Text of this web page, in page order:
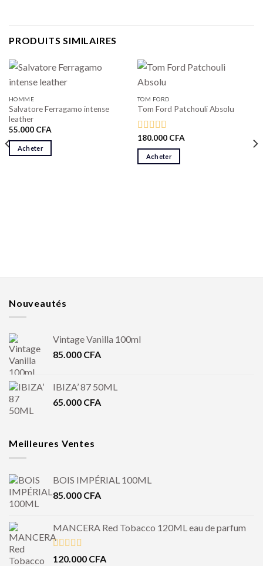
PRODUITS SIMILAIRES
HOMME
Salvatore Ferragamo intense
leather
55.000 CFA
Acheter
TOM FORD
Tom Ford Patchouli Absolu
Note5.00
sur 5
180.000 CFA
Acheter
Nouveautés
Vintage Vanilla 100ml
85.000 CFA
IBIZA’ 87 50ML
65.000 CFA
Meilleures Ventes
BOIS IMPÉRIAL 100ML
85.000 CFA
MANCERA Red Tobacco 120ML eau de parfum
Note4.50
120.000 CFA